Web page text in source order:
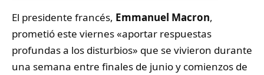
El presidente francés, Emmanuel Macron,
prometió este viernes «aportar respuestas
profundas a los disturbios» que se vivieron durante
una semana entre finales de junio y comienzos de